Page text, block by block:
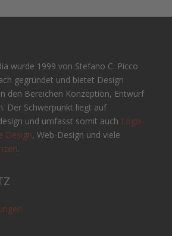
wurde 1999 von Stefano C. Picco
gegründet und bietet Design
den Bereichen Konzeption, Entwurf
Der Schwerpunkt liegt auf
und umfasst somit auch Logo-
Design, Web-Design und viele
.